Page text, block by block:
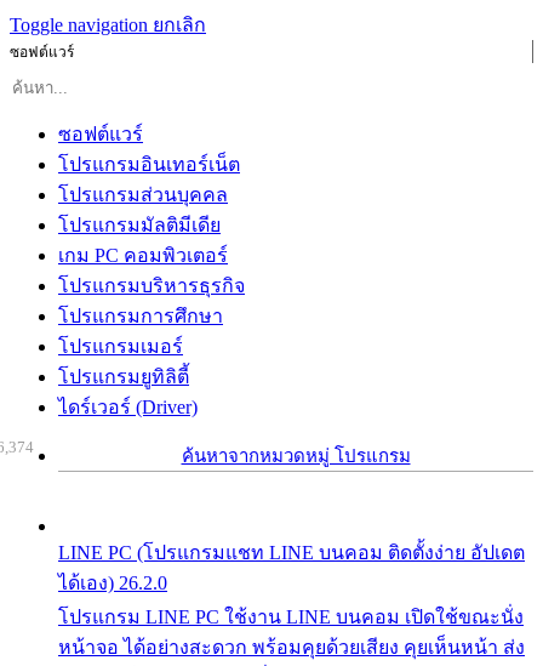
Toggle navigation ยกเลิก
ซอฟต์แวร์
ซอฟต์แวร์
โปรแกรมอินเทอร์เน็ต
โปรแกรมส่วนบุคคล
โปรแกรมมัลติมีเดีย
เกม PC คอมพิวเตอร์
โปรแกรมบริหารธุรกิจ
โปรแกรมการศึกษา
โปรแกรมเมอร์
โปรแกรมยูทิลิตี้
ไดร์เวอร์ (Driver)
ค้นหาจากหมวดหมู่ โปรแกรม
LINE PC (โปรแกรมแชท LINE บนคอม ติดตั้งง่าย อัปเดต
ได้เอง) 26.2.0
โปรแกรม LINE PC ใช้งาน LINE บนคอม เปิดใช้ขณะนั่ง
หน้าจอ ได้อย่างสะดวก พร้อมคุยด้วยเสียง คุยเห็นหน้า ส่ง